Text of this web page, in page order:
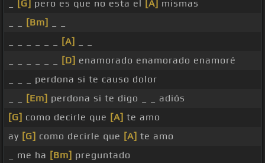
[G] pero es que no esta el [A] mismas
[Bm]
[A]
[D] enamorado enamorado enamoré
_ _ _ perdona si te causo dolor
[Em] perdona si te digo _ _ adiós
[G] como decirle que [A] te amo
ay [G] como decirle que [A] te amo
_ me ha [Bm] preguntado